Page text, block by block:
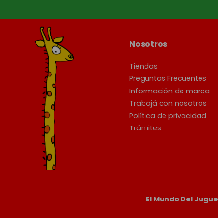
Nosotros
Tiendas
Preguntas Frecuentes
Información de marca
Trabajá con nosotros
Política de privacidad
Trámites
El Mundo Del